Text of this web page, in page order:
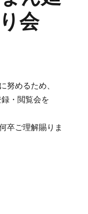
会
努めるため、
・閲覧会を
卒ご理解賜りま